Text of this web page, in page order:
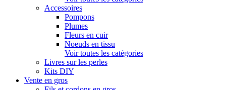
Accessoires
Pompons
Plumes
Fleurs en cuir
Noeuds en tissu
Voir toutes les catégories
Livres sur les perles
Kits DIY
Vente en gros